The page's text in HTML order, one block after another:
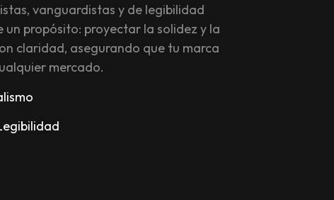
vanguardistas y de legibilidad
propósito: proyectar la solidez y la
claridad, asegurando que tu marca
mercado.